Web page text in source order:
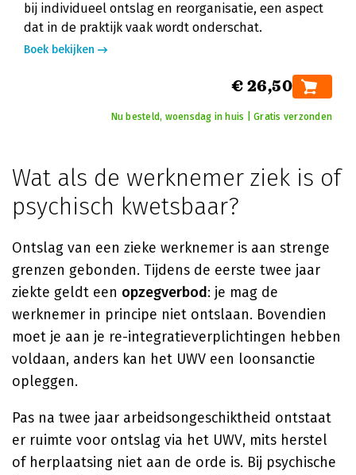
bij individueel ontslag en reorganisatie, een aspect
dat in de praktijk vaak wordt onderschat.
Boek bekijken
€ 26,50
Nu besteld, woensdag in huis | Gratis verzonden
Wat als de werknemer ziek is of
psychisch kwetsbaar?
Ontslag van een zieke werknemer is aan strenge
grenzen gebonden. Tijdens de eerste twee jaar
ziekte geldt een opzegverbod: je mag de
werknemer in principe niet ontslaan. Bovendien
moet je aan je re-integratieverplichtingen hebben
voldaan, anders kan het UWV een loonsanctie
opleggen.
Pas na twee jaar arbeidsongeschiktheid ontstaat
er ruimte voor ontslag via het UWV, mits herstel
of herplaatsing niet aan de orde is. Bij psychische